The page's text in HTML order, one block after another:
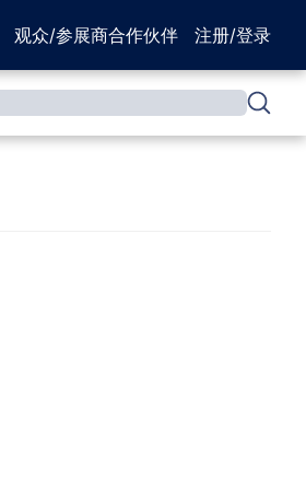
观众/参展商合作伙伴 注册/登录